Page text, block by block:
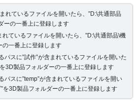
れているファイルを開いたら、”D:\共通部品
ーの一番上に登録します
れているファイルを開いたら、”D:\共通部品\機
の一番上に登録します
パスに”試作”が含まれているファイルを開いた
3D製品フォルダーの一番上に登録します
パスに”temp”が含まれているファイルを開い
を3D製品フォルダーの一番上に登録します